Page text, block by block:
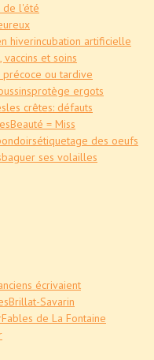
de l'été
hiverincubation artificielle
et soins
précoce ou tardive
protège ergots
les crêtes: défauts
Beauté = Miss
étiquetage des oeufs
baguer ses volailles
écrivaient
Brillat-Savarin
Fables de La Fontaine